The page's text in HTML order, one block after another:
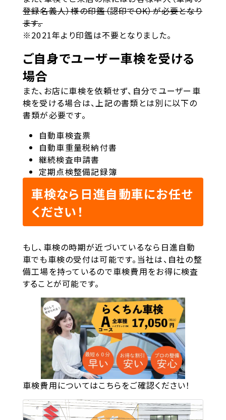
登録名義人）様の印鑑（認印でOK）が必要となり
ます。
※2021年より印鑑は不要となりました。
ご自身でユーザー車検を受ける
場合
また、お店に車検を依頼せず、自分でユーザー車
検を受ける場合は、上記の書類とは別に以下の
書類が必要です。
自動車検査票
自動車重量税納付書
継続検査申請書
定期点検整備記録簿
車検なら日進自動車にお任せ
ください！
もし、車検の時期が近づいているなら日進自動
車でも車検の受付は可能です。当社は、自社の整
備工場を持っているので車検費用をお得に検査
することが可能です。
車検費用についてはこちらをご確認ください！